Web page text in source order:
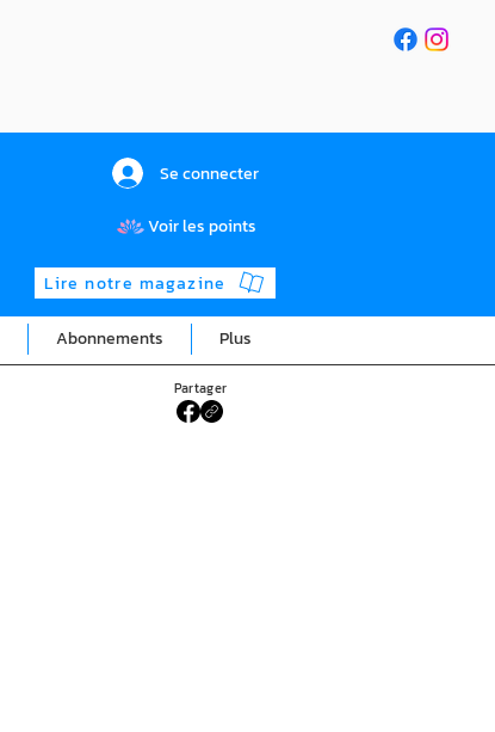
Se connecter
Voir les points
Lire notre magazine
Abonnements Plus
Partager